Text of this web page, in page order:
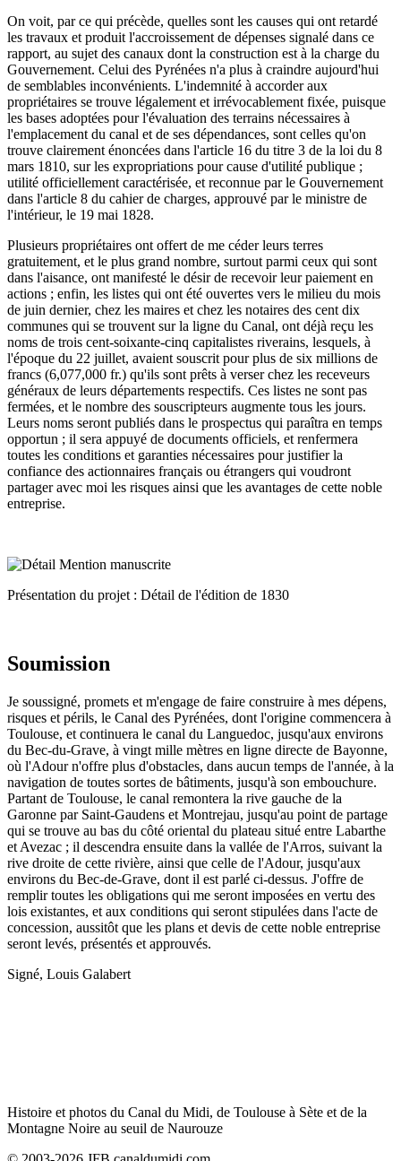
On voit, par ce qui précède, quelles sont les causes qui ont retardé
les travaux et produit l'accroissement de dépenses signalé dans ce
rapport, au sujet des canaux dont la construction est à la charge du
Gouvernement. Celui des Pyrénées n'a plus à craindre aujourd'hui
de semblables inconvénients. L'indemnité à accorder aux
propriétaires se trouve légalement et irrévocablement fixée, puisque
les bases adoptées pour l'évaluation des terrains nécessaires à
l'emplacement du canal et de ses dépendances, sont celles qu'on
trouve clairement énoncées dans l'article 16 du titre 3 de la loi du 8
mars 1810, sur les expropriations pour cause d'utilité publique ;
utilité officiellement caractérisée, et reconnue par le Gouvernement
dans l'article 8 du cahier de charges, approuvé par le ministre de
l'intérieur, le 19 mai 1828.
Plusieurs propriétaires ont offert de me céder leurs terres
gratuitement, et le plus grand nombre, surtout parmi ceux qui sont
dans l'aisance, ont manifesté le désir de recevoir leur paiement en
actions ; enfin, les listes qui ont été ouvertes vers le milieu du mois
de juin dernier, chez les maires et chez les notaires des cent dix
communes qui se trouvent sur la ligne du Canal, ont déjà reçu les
noms de trois cent-soixante-cinq capitalistes riverains, lesquels, à
l'époque du 22 juillet, avaient souscrit pour plus de six millions de
francs (6,077,000 fr.) qu'ils sont prêts à verser chez les receveurs
généraux de leurs départements respectifs. Ces listes ne sont pas
fermées, et le nombre des souscripteurs augmente tous les jours.
Leurs noms seront publiés dans le prospectus qui paraîtra en temps
opportun ; il sera appuyé de documents officiels, et renfermera
toutes les conditions et garanties nécessaires pour justifier la
confiance des actionnaires français ou étrangers qui voudront
partager avec moi les risques ainsi que les avantages de cette noble
entreprise.
Présentation du projet : Détail de l'édition de 1830
Soumission
Je soussigné, promets et m'engage de faire construire à mes dépens,
risques et périls, le Canal des Pyrénées, dont l'origine commencera à
Toulouse, et continuera le canal du Languedoc, jusqu'aux environs
du Bec-du-Grave, à vingt mille mètres en ligne directe de Bayonne,
où l'Adour n'offre plus d'obstacles, dans aucun temps de l'année, à la
navigation de toutes sortes de bâtiments, jusqu'à son embouchure.
Partant de Toulouse, le canal remontera la rive gauche de la
Garonne par Saint-Gaudens et Montrejau, jusqu'au point de partage
qui se trouve au bas du côté oriental du plateau situé entre Labarthe
et Avezac ; il descendra ensuite dans la vallée de l'Arros, suivant la
rive droite de cette rivière, ainsi que celle de l'Adour, jusqu'aux
environs du Bec-de-Grave, dont il est parlé ci-dessus. J'offre de
remplir toutes les obligations qui me seront imposées en vertu des
lois existantes, et aux conditions qui seront stipulées dans l'acte de
concession, aussitôt que les plans et devis de cette noble entreprise
seront levés, présentés et approuvés.
Signé, Louis Galabert
Histoire et photos du Canal du Midi, de Toulouse à Sète et de la
Montagne Noire au seuil de Naurouze